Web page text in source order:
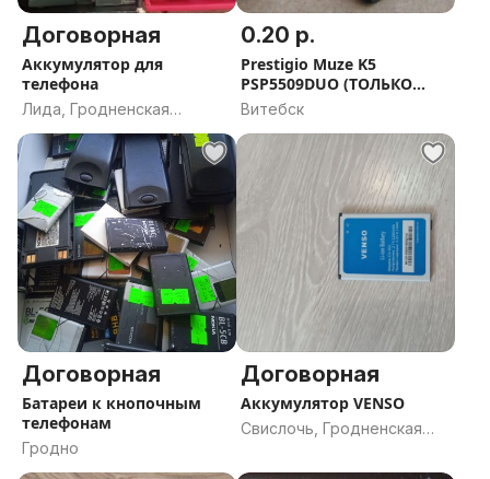
Договорная
Аккумулятор для
телефона
Лида, Гродненская
область
0.20 р.
Prestigio Muze K5
PSP5509DUO (ТОЛЬКО
БАТАРЕЯ 3,96в
Витебск
Договорная
Батареи к кнопочным
телефонам
Гродно
Договорная
Аккумулятор VENSO
Свислочь, Гродненская